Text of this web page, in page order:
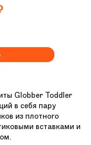
Globber Toddler
в себя пару
из плотного
вставками и